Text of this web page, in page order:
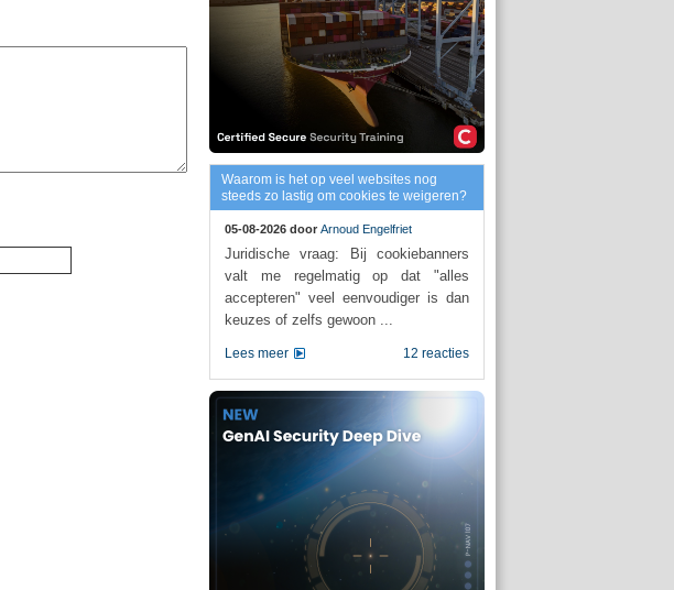
Waarom is het op veel websites nog
steeds zo lastig om cookies te weigeren?
05-08-2026 door Arnoud Engelfriet
Juridische vraag: Bij cookiebanners
valt me regelmatig op dat "alles
accepteren" veel eenvoudiger is dan
keuzes of zelfs gewoon ...
12 reacties
Lees meer